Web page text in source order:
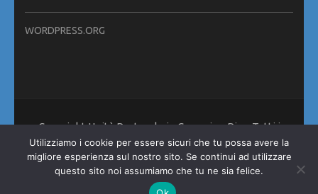
WORDPRESS.ORG
Copyright Unità Pastorale in Cammino Pisa. Tutti i
diritti riservati. Metro Magazine | Sviluppato daRara
Theme . Powered by WordPress
Informativa sui Cookies
Utilizziamo i cookie per essere sicuri che tu possa avere la
migliore esperienza sul nostro sito. Se continui ad utilizzare
questo sito noi assumiamo che tu ne sia felice.